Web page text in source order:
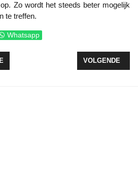
Zo wordt het steeds beter mogelijk
te treffen.
Whatsapp
MAXIMUM AANTALVOLGENDE
VOLGENDE